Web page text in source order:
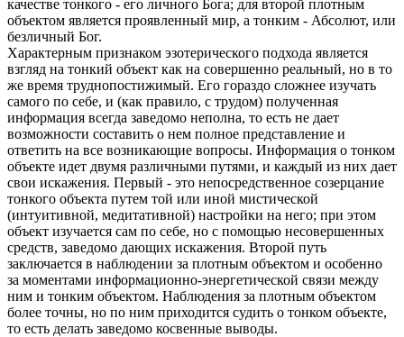
качестве тонкого - его личного Бога; для второй плотным
объектом является проявленный мир, а тонким - Абсолют, или
безличный Бог.
Характерным признаком эзотерического подхода является
взгляд на тонкий объект как на совершенно реальный, но в то
же время труднопостижимый. Его гораздо сложнее изучать
самого по себе, и (как правило, с трудом) полученная
информация всегда заведомо неполна, то есть не дает
возможности составить о нем полное представление и
ответить на все возникающие вопросы. Информация о тонком
объекте идет двумя различными путями, и каждый из них дает
свои искажения. Первый - это непосредственное созерцание
тонкого объекта путем той или иной мистической
(интуитивной, медитативной) настройки на него; при этом
объект изучается сам по себе, но с помощью несовершенных
средств, заведомо дающих искажения. Второй путь
заключается в наблюдении за плотным объектом и особенно
за моментами информационно-энергетической связи между
ним и тонким объектом. Наблюдения за плотным объектом
более точны, но по ним приходится судить о тонком объекте,
то есть делать заведомо косвенные выводы.